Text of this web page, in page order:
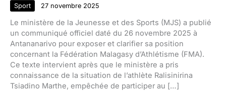
Sport 27 novembre 2025
Le ministère de la Jeunesse et des Sports (MJS) a publié
un communiqué officiel daté du 26 novembre 2025 à
Antananarivo pour exposer et clarifier sa position
concernant la Fédération Malagasy d’Athlétisme (FMA).
Ce texte intervient après que le ministère a pris
connaissance de la situation de l’athlète Ralisinirina
Tsiadino Marthe, empêchée de participer au […]